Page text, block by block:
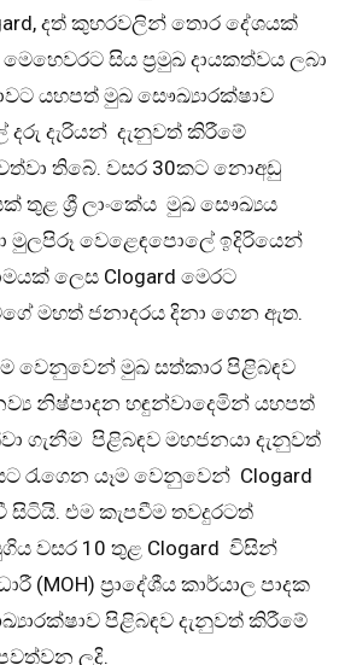
දත් කුහරවලින් තොර දේශයක්
සිය ප්‍රමුඛ දායකත්වය ලබා
යහපත් මුඛ සෞඛ්‍යාරක්ෂාව
දරු දැරියන් දැනුවත් කිරීමේ
තිබේ. වසර 30කට නොඅඩු
තුළ ශ්‍රී ලාංකේය මුඛ සෞඛ්‍යය
මුලපිරූ වෙළෙඳපොලේ ඉදිරියෙන්
ලෙස Clogard මෙරට
මහත් ජනාදරය දිනා ගෙන ඇත.
වෙනුවෙන් මුඛ සත්කාර පිළිබඳව
නිෂ්පාදන හඳුන්වාදෙමින් යහපත්
ගැනීම පිළිබඳව මහජනයා දැනුවත්
රැගෙන යෑම වෙනුවෙන් Clogard
එම කැපවීම තවදුරටත්
වසර 10 තුළ Clogard විසින්
(MOH) ප්‍රාදේශීය කාර්යාල පාදක
පිළිබඳව දැනුවත් කිරීමේ
ලදි.